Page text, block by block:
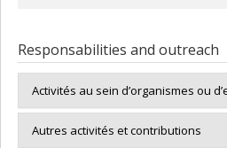
Responsabilities and outreach
Activités au sein d’organismes ou
Autres activités et contributions